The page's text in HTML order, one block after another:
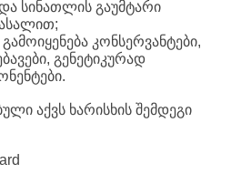
სინათლის გაუმტარი
კონსერვანტები,
გენეტიკურად
აქვს ხარისხის შემდეგი